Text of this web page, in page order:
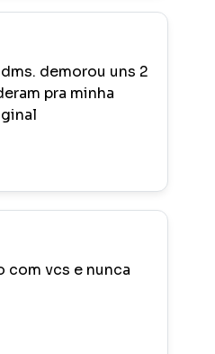
demorou uns 2
pra minha
com vcs e nunca